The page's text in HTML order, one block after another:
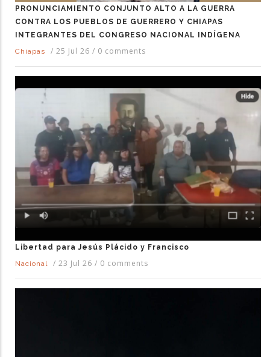
PRONUNCIAMIENTO CONJUNTO ALTO A LA GUERRA
CONTRA LOS PUEBLOS DE GUERRERO Y CHIAPAS
INTEGRANTES DEL CONGRESO NACIONAL INDÍGENA
Chiapas
/ 25 Jul 26 / 0 comments
Libertad para Jesús Plácido y Francisco
Nacional
/ 23 Jul 26 / 0 comments